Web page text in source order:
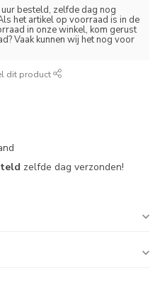
besteld, zelfde dag nog
het artikel op voorraad is in de
in onze winkel, kom gerust
Vaak kunnen wij het nog voor
dit product
zelfde dag verzonden!